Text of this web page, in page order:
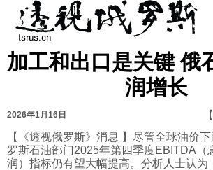
首页
国际
时政
陆军
军事合作
工业
能源
农业
美食
娱乐
漫画
视频
图表
加工和出口是关键 俄
润增长
2026年1月16日
【《透视俄罗斯》消息 】尽管全球油价
罗斯石油部门2025年第四季度EBITDA（
润）指标仍有望大幅提高。分析人士认为